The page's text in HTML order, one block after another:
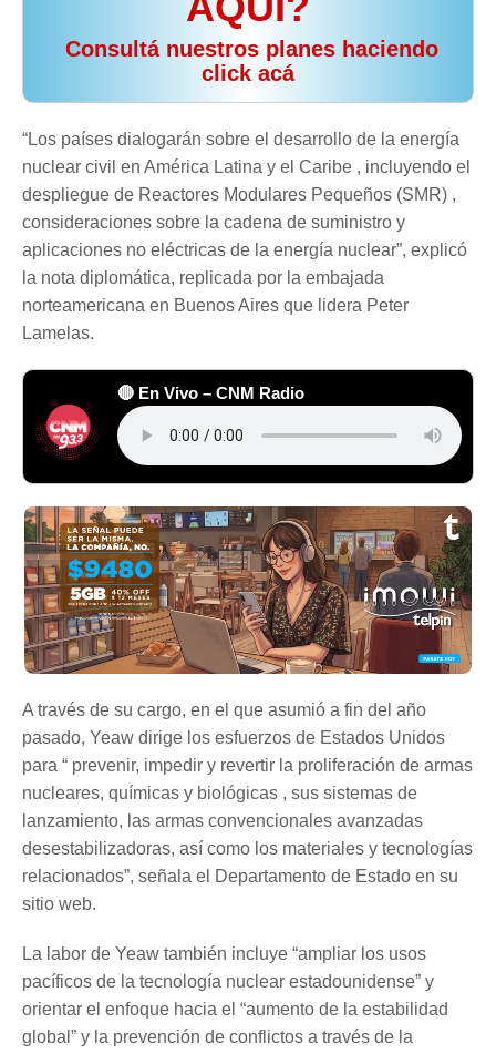
️ Consultá nuestros planes haciendo
click acá
“Los países dialogarán sobre el desarrollo de la energía
nuclear civil en América Latina y el Caribe , incluyendo el
despliegue de Reactores Modulares Pequeños (SMR) ,
consideraciones sobre la cadena de suministro y
aplicaciones no eléctricas de la energía nuclear”, explicó
la nota diplomática, replicada por la embajada
norteamericana en Buenos Aires que lidera Peter
Lamelas.
🔴 En Vivo – CNM Radio
A través de su cargo, en el que asumió a fin del año
pasado, Yeaw dirige los esfuerzos de Estados Unidos
para “ prevenir, impedir y revertir la proliferación de armas
nucleares, químicas y biológicas , sus sistemas de
lanzamiento, las armas convencionales avanzadas
desestabilizadoras, así como los materiales y tecnologías
relacionados”, señala el Departamento de Estado en su
sitio web.
La labor de Yeaw también incluye “ampliar los usos
pacíficos de la tecnología nuclear estadounidense” y
orientar el enfoque hacia el “aumento de la estabilidad
global” y la prevención de conflictos a través de la